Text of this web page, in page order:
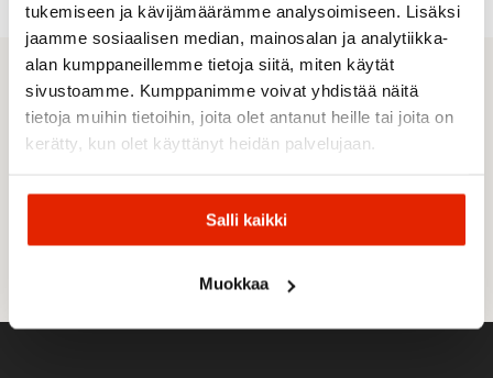
tukemiseen ja kävijämäärämme analysoimiseen. Lisäksi
jaamme sosiaalisen median, mainosalan ja analytiikka-
alan kumppaneillemme tietoja siitä, miten käytät
sivustoamme. Kumppanimme voivat yhdistää näitä
tietoja muihin tietoihin, joita olet antanut heille tai joita on
kerätty, kun olet käyttänyt heidän palvelujaan.
Salli kaikki
Muokkaa
Sporttisimmat tarjoukset
suoraan sähköpostiisi
hyväksyntietosuojaselosteenjaevästeidenkäytön.
Email